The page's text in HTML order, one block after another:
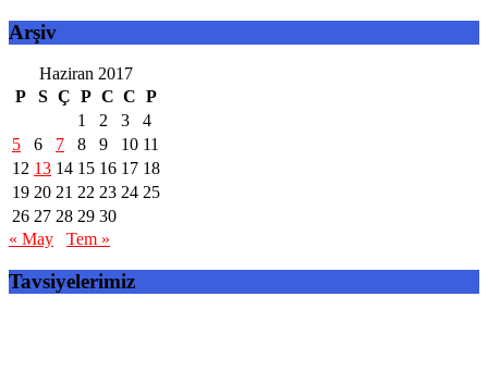
Arşiv
Haziran 2017
P
S Ç P C C P
1
2 3
4
5
6 7 8 9 10 11
12 13 14 15 16 17 18
19 20 21 22 23 24 25
26 27 28 29 30
« May
Tem »
Tavsiyelerimiz